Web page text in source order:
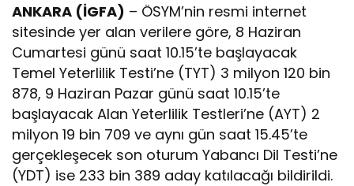
ANKARA (İGFA) – ÖSYM’nin resmi internet
sitesinde yer alan verilere göre, 8 Haziran
Cumartesi günü saat 10.15’te başlayacak
Temel Yeterlilik Testi’ne (TYT) 3 milyon 120 bin
878, 9 Haziran Pazar günü saat 10.15’te
başlayacak Alan Yeterlilik Testleri’ne (AYT) 2
milyon 19 bin 709 ve aynı gün saat 15.45’te
gerçekleşecek son oturum Yabancı Dil Testi’ne
(YDT) ise 233 bin 389 aday katılacağı bildirildi.